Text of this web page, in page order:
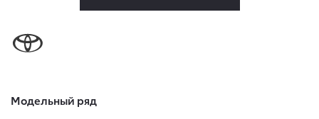
Модельный ряд